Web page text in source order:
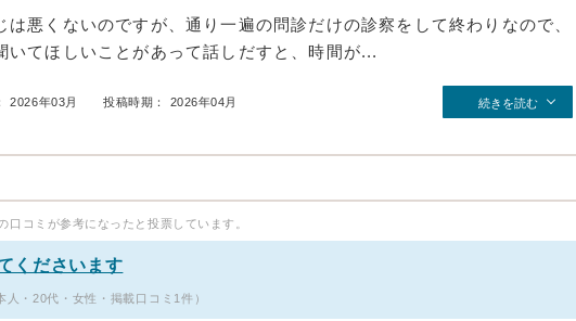
は悪くないのですが、通り一遍の問診だけの診察をして終わりなので、
いてほしいことがあって話しだすと、時間が...
2026年03月 投稿時期： 2026年04月 続きを読む
口コミが参考になったと投票しています。
くださいます
人・20代・女性・掲載口コミ1件）